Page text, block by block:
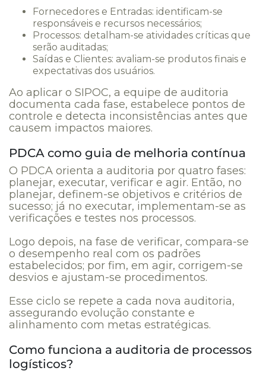
Fornecedores e Entradas: identificam-se
responsáveis e recursos necessários;
Processos: detalham-se atividades críticas que
serão auditadas;
Saídas e Clientes: avaliam-se produtos finais e
expectativas dos usuários.
Ao aplicar o SIPOC, a equipe de auditoria
documenta cada fase, estabelece pontos de
controle e detecta inconsistências antes que
causem impactos maiores.
PDCA como guia de melhoria contínua
O PDCA orienta a auditoria por quatro fases:
planejar, executar, verificar e agir. Então, no
planejar, definem-se objetivos e critérios de
sucesso; já no executar, implementam-se as
verificações e testes nos processos.
Logo depois, na fase de verificar, compara-se
o desempenho real com os padrões
estabelecidos; por fim, em agir, corrigem-se
desvios e ajustam-se procedimentos.
Esse ciclo se repete a cada nova auditoria,
assegurando evolução constante e
alinhamento com metas estratégicas.
Como funciona a auditoria de processos
logísticos?